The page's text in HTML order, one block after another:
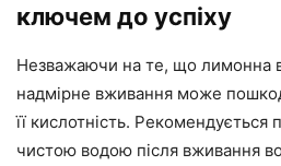
ключем до успіху
Незважаючи на те, що лимонна
надмірне вживання може
її кислотність. Рекомендується
чистою водою після вживання